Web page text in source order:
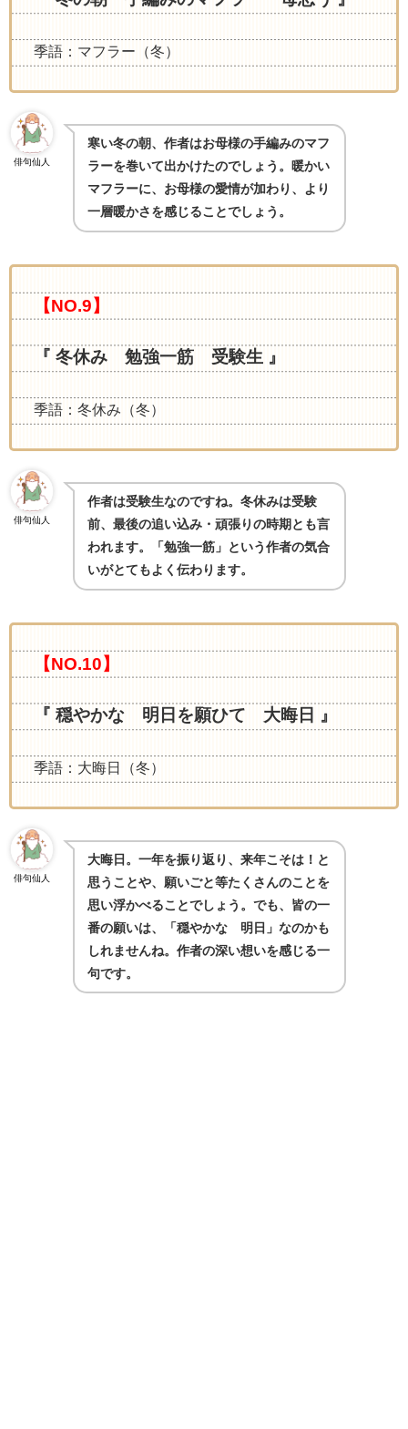
季語：マフラー（冬）
俳句仙人
寒い冬の朝、作者はお母様の手編みのマフ
ラーを巻いて出かけたのでしょう。暖かい
マフラーに、お母様の愛情が加わり、より
一層暖かさを感じることでしょう。
【NO.9】
『 冬休み 勉強一筋 受験生 』
季語：冬休み（冬）
俳句仙人
作者は受験生なのですね。冬休みは受験
前、最後の追い込み・頑張りの時期とも言
われます。「勉強一筋」という作者の気合
いがとてもよく伝わります。
【NO.10】
『 穏やかな 明日を願ひて 大晦日 』
季語：大晦日（冬）
俳句仙人
大晦日。一年を振り返り、来年こそは！と
思うことや、願いごと等たくさんのことを
思い浮かべることでしょう。でも、皆の一
番の願いは、「穏やかな 明日」なのかも
しれませんね。作者の深い想いを感じる一
句です。